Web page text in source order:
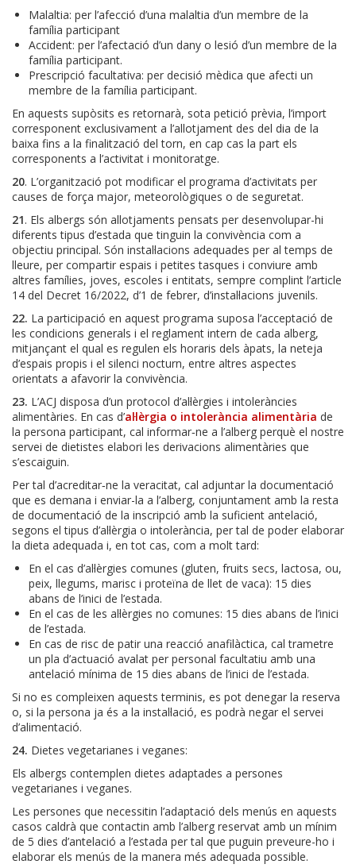
Malaltia: per l’afecció d’una malaltia d’un membre de la
família participant
Accident: per l’afectació d’un dany o lesió d’un membre de la
família participant.
Prescripció facultativa: per decisió mèdica que afecti un
membre de la família participant.
En aquests supòsits es retornarà, sota petició prèvia, l’import
corresponent exclusivament a l’allotjament des del dia de la
baixa fins a la finalització del torn, en cap cas la part els
corresponents a l’activitat i monitoratge.
20. L’organització pot modificar el programa d’activitats per
causes de força major, meteorològiques o de seguretat.
21. Els albergs són allotjaments pensats per desenvolupar-hi
diferents tipus d’estada que tinguin la convivència com a
objectiu principal. Són instal·lacions adequades per al temps de
lleure, per compartir espais i petites tasques i conviure amb
altres famílies, joves, escoles i entitats, sempre complint l’article
14 del Decret 16/2022, d’1 de febrer, d’instal·lacions juvenils.
22. La participació en aquest programa suposa l’acceptació de
les condicions generals i el reglament intern de cada alberg,
mitjançant el qual es regulen els horaris dels àpats, la neteja
d’espais propis i el silenci nocturn, entre altres aspectes
orientats a afavorir la convivència.
23. L’ACJ disposa d’un protocol d’al·lèrgies i intoleràncies
alimentàries. En cas d’al·lèrgia o intolerància alimentària de
la persona participant, cal informar‑ne a l’alberg perquè el nostre
servei de dietistes elabori les derivacions alimentàries que
s’escaiguin.
Per tal d’acreditar‑ne la veracitat, cal adjuntar la documentació
que es demana i enviar-la a l’alberg, conjuntament amb la resta
de documentació de la inscripció amb la suficient antelació,
segons el tipus d’al·lèrgia o intolerància, per tal de poder elaborar
la dieta adequada i, en tot cas, com a molt tard:
En el cas d’al·lèrgies comunes (gluten, fruits secs, lactosa, ou,
peix, llegums, marisc i proteïna de llet de vaca): 15 dies
abans de l’inici de l’estada.
En el cas de les al·lèrgies no comunes: 15 dies abans de l’inici
de l’estada.
En cas de risc de patir una reacció anafilàctica, cal trametre
un pla d’actuació avalat per personal facultatiu amb una
antelació mínima de 15 dies abans de l’inici de l’estada.
Si no es compleixen aquests terminis, es pot denegar la reserva
o, si la persona ja és a la instal·lació, es podrà negar el servei
d’alimentació.
24. Dietes vegetarianes i veganes:
Els albergs contemplen dietes adaptades a persones
vegetarianes i veganes.
Les persones que necessitin l’adaptació dels menús en aquests
casos caldrà que contactin amb l’alberg reservat amb un mínim
de 5 dies d’antelació a l’estada per tal que puguin preveure-ho i
elaborar els menús de la manera més adequada possible.